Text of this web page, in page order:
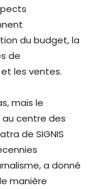
du budget, la
de
les ventes.
mais le
centre des
de SIGNIS
a donné
manière